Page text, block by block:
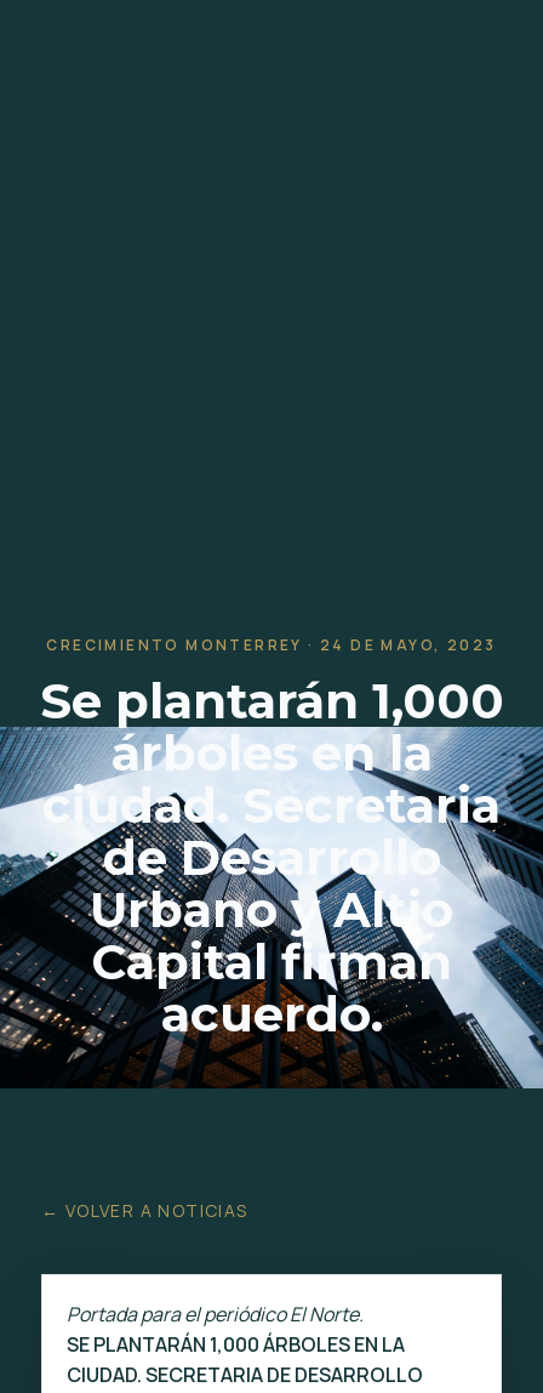
CRECIMIENTO MONTERREY · 24 DE MAYO, 2023
Se plantarán 1,000
árboles en la
ciudad. Secretaria
de Desarrollo
Urbano y Altio
Capital firman
acuerdo.
← VOLVER A NOTICIAS
Portada para el periódico El Norte.
SE PLANTARÁN 1,000 ÁRBOLES EN LA
CIUDAD. SECRETARIA DE DESARROLLO